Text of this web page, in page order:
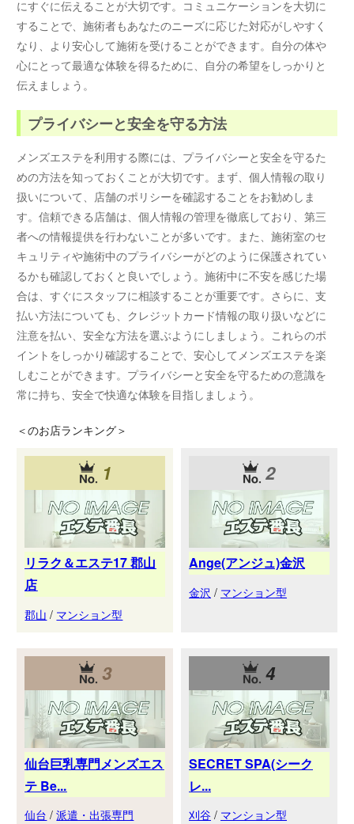
にすぐに伝えることが大切です。コミュニケーションを大切に
することで、施術者もあなたのニーズに応じた対応がしやすく
なり、より安心して施術を受けることができます。自分の体や
心にとって最適な体験を得るために、自分の希望をしっかりと
伝えましょう。
プライバシーと安全を守る方法
メンズエステを利用する際には、プライバシーと安全を守るた
めの方法を知っておくことが大切です。まず、個人情報の取り
扱いについて、店舗のポリシーを確認することをお勧めしま
す。信頼できる店舗は、個人情報の管理を徹底しており、第三
者への情報提供を行わないことが多いです。また、施術室のセ
キュリティや施術中のプライバシーがどのように保護されてい
るかも確認しておくと良いでしょう。施術中に不安を感じた場
合は、すぐにスタッフに相談することが重要です。さらに、支
払い方法についても、クレジットカード情報の取り扱いなどに
注意を払い、安全な方法を選ぶようにしましょう。これらのポ
イントをしっかり確認することで、安心してメンズエステを楽
しむことができます。プライバシーと安全を守るための意識を
常に持ち、安全で快適な体験を目指しましょう。
＜のお店ランキング＞
1
リラク＆エステ17 郡山
店
郡山 / マンション型
2
Ange(アンジュ)金沢
金沢 / マンション型
3
仙台巨乳専門メンズエス
テ Be...
仙台 /派遣・出張専門
4
SECRET SPA(シーク
レ...
刈谷 / マンション型